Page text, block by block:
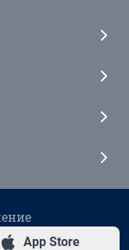
App Store